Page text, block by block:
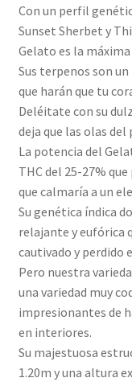
Con un perfil
Sunset Sherbet y
Gelato es la
Sus terpenos son
que harán que tu
Deléitate con su
deja que las olas
La potencia del
THC del 25-27%
que calmaría a un
Su genética índica
relajante y eufórica
cautivado y perdido
Pero nuestra
una variedad muy
impresionantes de
en interiores.
Su majestuosa
1.20m y una altura